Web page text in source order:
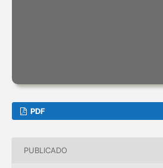
PDF
PUBLICADO